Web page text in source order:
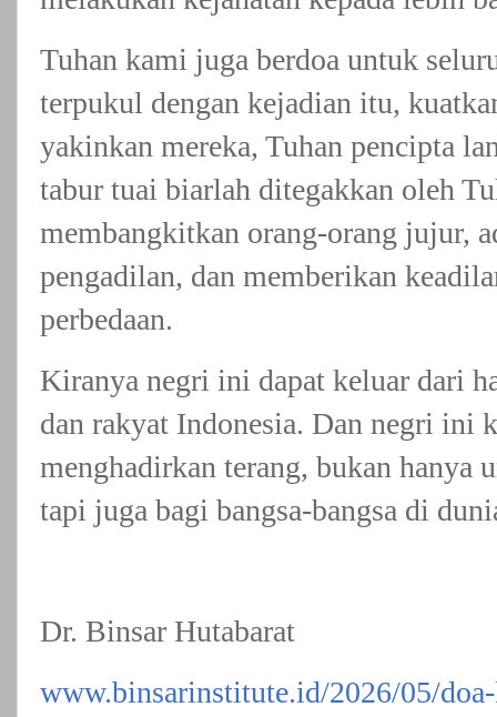
Tuhan kami juga berdoa untuk
terpukul dengan kejadian itu,
yakinkan mereka, Tuhan pencipta
tabur tuai biarlah ditegakkan oleh
membangkitkan orang-orang jujur,
pengadilan, dan memberikan
perbedaan.
Kiranya negri ini dapat keluar dari
dan rakyat Indonesia. Dan negri ini
menghadirkan terang, bukan hanya
tapi juga bagi bangsa-bangsa di
Dr. Binsar Hutabarat
www.binsarinstitute.id/2026/05/